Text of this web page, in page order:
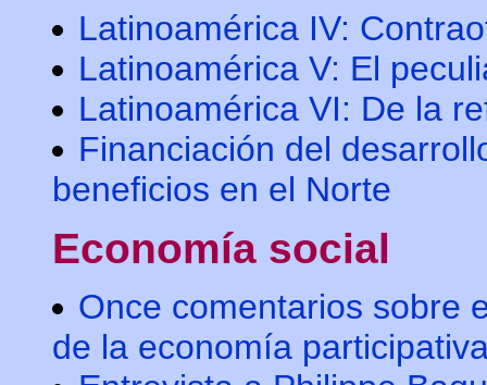
Latinoamérica IV:
Latinoamérica V: El
Latinoamérica VI: De la
Financiación del
beneficios en el Norte
Economía social
Once comentarios sobre
de la economía